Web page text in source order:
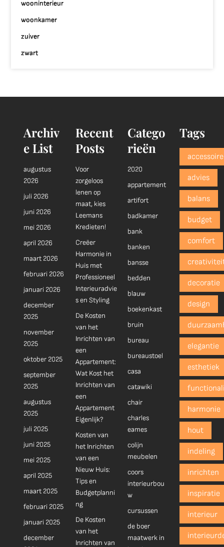
wooninterieur
woonkamer
zuiver
zwart
Archiv
e List
augustus
2026
juli 2026
juni 2026
mei 2026
april 2026
maart 2026
februari 2026
januari 2026
december
2025
november
2025
oktober 2025
september
2025
augustus
2025
juli 2025
juni 2025
mei 2025
april 2025
maart 2025
februari 2025
januari 2025
december
Recent
Posts
Voor
zorgeloos
lenen op
maat, kies
Leemans
Kredieten!
Creëer
Harmonie in
Huis met
Professioneel
Interieuradvie
s en Styling
De Kosten
van het
Inrichten van
een
Appartement:
Wat Kost het
Inrichten van
een
Appartement
Eigenlijk?
Kosten van
het Inrichten
van een
Nieuw Huis:
Tips en
Budgetplanni
ng
De Kosten
van het
Inrichten van
Catego
rieën
2020
appartement
artifort
badkamer
bank
banken
bansse
bedden
blauw
boekenkast
bruin
bureau
bureaustoel
casa
catawiki
chair
charles
eames
colijn
meubelen
coors
interieurbou
w
cursussen
de boer
maatwerk in
Tags
advies
balans
budget
comfort
decoratie
design
elegantie
esthetiek
harmonie
hout
indeling
inrichten
inspiratie
interieur